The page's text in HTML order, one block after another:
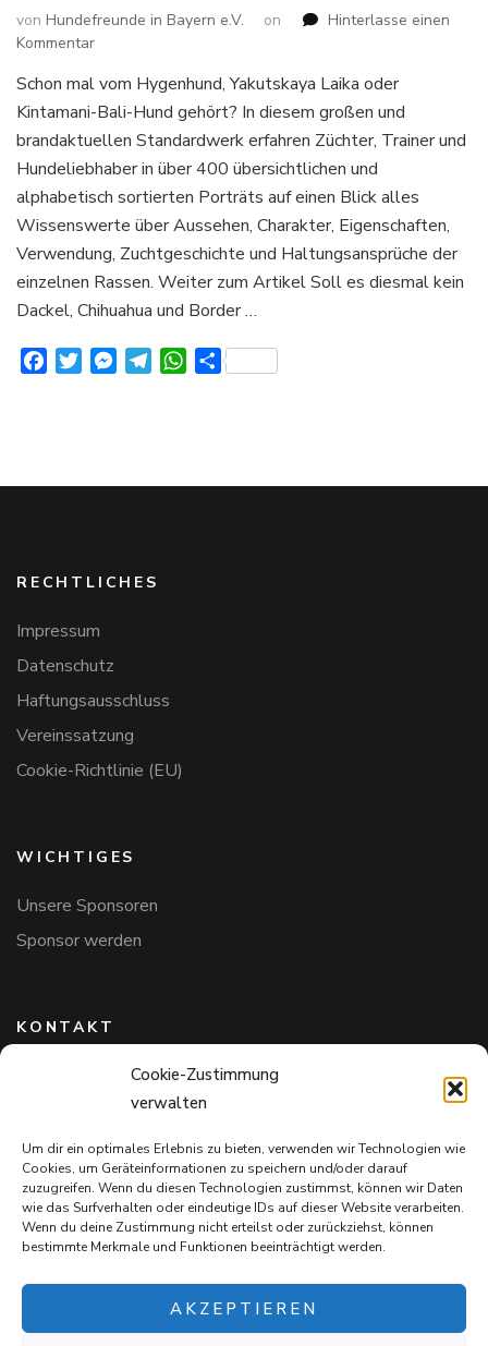
Cookie-Zustimmung
verwalten
Um dir ein optimales Erlebnis zu bieten, verwenden wir Technologien wie
Cookies, um Geräteinformationen zu speichern und/oder darauf
zuzugreifen. Wenn du diesen Technologien zustimmst, können wir Daten
wie das Surfverhalten oder eindeutige IDs auf dieser Website verarbeiten.
Wenn du deine Zustimmung nicht erteilst oder zurückziehst, können
bestimmte Merkmale und Funktionen beeinträchtigt werden.
AKZEPTIEREN
von Hundefreunde in Bayern e.V. on
Hinterlasse einen
Kommentarzu
Hunderassen
von
A-
Alles
über
Aussehen
Charakter
und
Verhalten
Schon mal vom Hygenhund, Yakutskaya Laika oder
Kintamani-Bali-Hund gehört? In diesem großen und
brandaktuellen Standardwerk erfahren Züchter, Trainer und
Hundeliebhaber in über 400 übersichtlichen und
alphabetisch sortierten Porträts auf einen Blick alles
Wissenswerte über Aussehen, Charakter, Eigenschaften,
Verwendung, Zuchtgeschichte und Haltungsansprüche der
einzelnen Rassen. Weiter zum Artikel Soll es diesmal kein
Dackel, Chihuahua und Border …
FacebookTwitterMessenger
TelegramWhatsApp
Teilen
RECHTLICHES
Impressum
Datenschutz
Haftungsausschluss
Vereinssatzung
Cookie-Richtlinie (EU)
WICHTIGES
Unsere Sponsoren
Sponsor werden
KONTAKT
Hundefreunde in Bayern e.V.
Markus Willi Ebert
97711 Maßbach
+49 172 85 64 937
Hundefreundeinbayern@web.de